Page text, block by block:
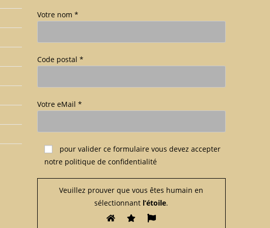
Votre nom *
Code postal *
Votre eMail *
Veuillez laisser ce champ vide.
pour valider ce formulaire vous devez accepter
notre politique de confidentialité
Veuillez prouver que vous êtes humain en
sélectionnant l’étoile.